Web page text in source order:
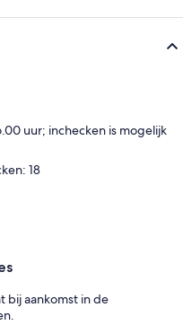
uur; inchecken is mogelijk
18
bij aankomst in de